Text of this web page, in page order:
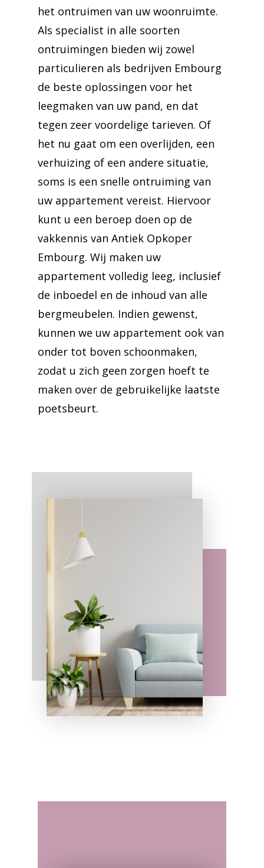
het ontruimen van uw woonruimte.
Als specialist in alle soorten
ontruimingen bieden wij zowel
particulieren als bedrijven Embourg
de beste oplossingen voor het
leegmaken van uw pand, en dat
tegen zeer voordelige tarieven. Of
het nu gaat om een overlijden, een
verhuizing of een andere situatie,
soms is een snelle ontruiming van
uw appartement vereist. Hiervoor
kunt u een beroep doen op de
vakkennis van Antiek Opkoper
Embourg. Wij maken uw
appartement volledig leeg, inclusief
de inboedel en de inhoud van alle
bergmeubelen. Indien gewenst,
kunnen we uw appartement ook van
onder tot boven schoonmaken,
zodat u zich geen zorgen hoeft te
maken over de gebruikelijke laatste
poetsbeurt.